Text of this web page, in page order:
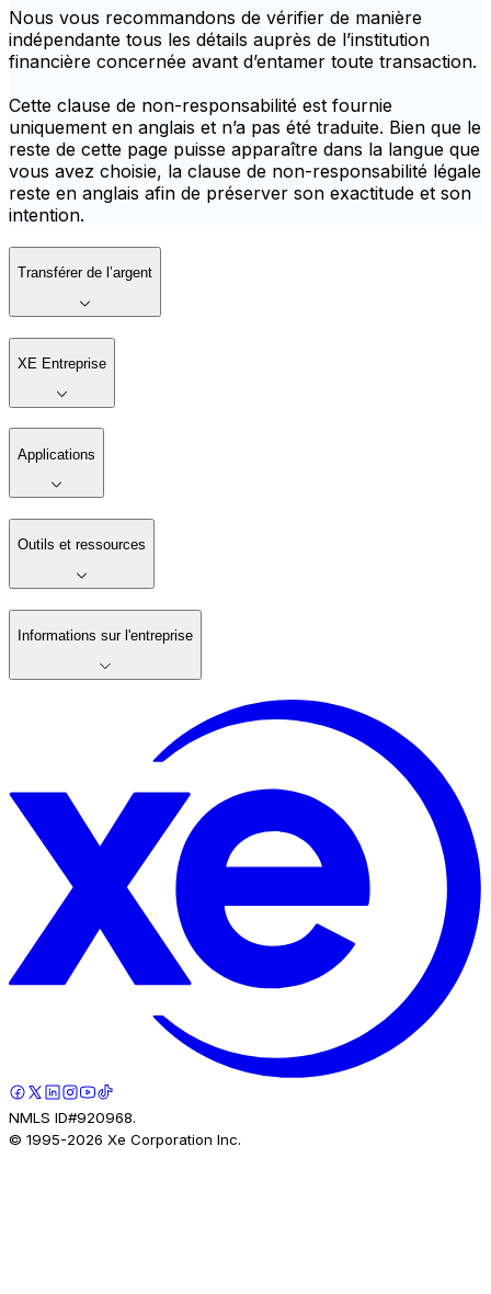
Nous vous recommandons de vérifier de manière
indépendante tous les détails auprès de l’institution
financière concernée avant d’entamer toute transaction.
Cette clause de non-responsabilité est fournie
uniquement en anglais et n’a pas été traduite. Bien que le
reste de cette page puisse apparaître dans la langue que
vous avez choisie, la clause de non-responsabilité légale
reste en anglais afin de préserver son exactitude et son
intention.
Transférer de l’argent
XE Entreprise
Applications
Outils et ressources
Informations sur l'entreprise
NMLS ID#920968.
© 1995-2026 Xe Corporation Inc.